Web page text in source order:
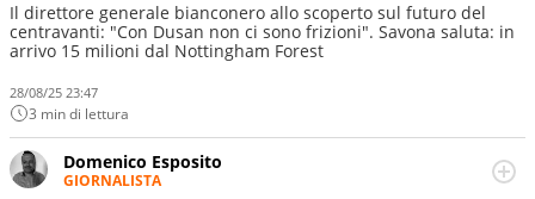
Il direttore generale bianconero allo scoperto sul futuro del
centravanti: "Con Dusan non ci sono frizioni". Savona saluta: in
arrivo 15 milioni dal Nottingham Forest
28/08/25 23:47
3 min di lettura
Domenico Esposito
GIORNALISTA